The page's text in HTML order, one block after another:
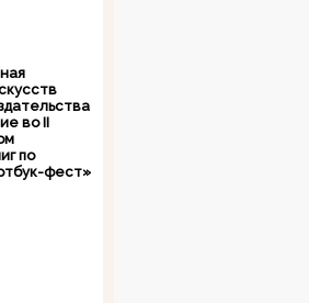
во II
по
фест»